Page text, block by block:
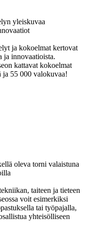
ja kokoelmat kertovat
ja innovaatioista.
kattavat kokoelmat
ja 55 000 valokuvaa!
taiteen ja tieteen
voit esimerkiksi
tai työpajalla,
yhteisölliseen